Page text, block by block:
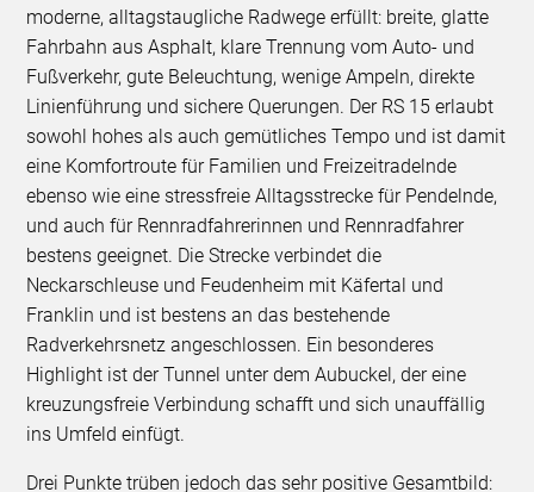
moderne, alltagstaugliche Radwege erfüllt: breite, glatte
Fahrbahn aus Asphalt, klare Trennung vom Auto- und
Fußverkehr, gute Beleuchtung, wenige Ampeln, direkte
Linienführung und sichere Querungen. Der RS 15 erlaubt
sowohl hohes als auch gemütliches Tempo und ist damit
eine Komfortroute für Familien und Freizeitradelnde
ebenso wie eine stressfreie Alltagsstrecke für Pendelnde,
und auch für Rennradfahrerinnen und Rennradfahrer
bestens geeignet. Die Strecke verbindet die
Neckarschleuse und Feudenheim mit Käfertal und
Franklin und ist bestens an das bestehende
Radverkehrsnetz angeschlossen. Ein besonderes
Highlight ist der Tunnel unter dem Aubuckel, der eine
kreuzungsfreie Verbindung schafft und sich unauffällig
ins Umfeld einfügt.
Drei Punkte trüben jedoch das sehr positive Gesamtbild: